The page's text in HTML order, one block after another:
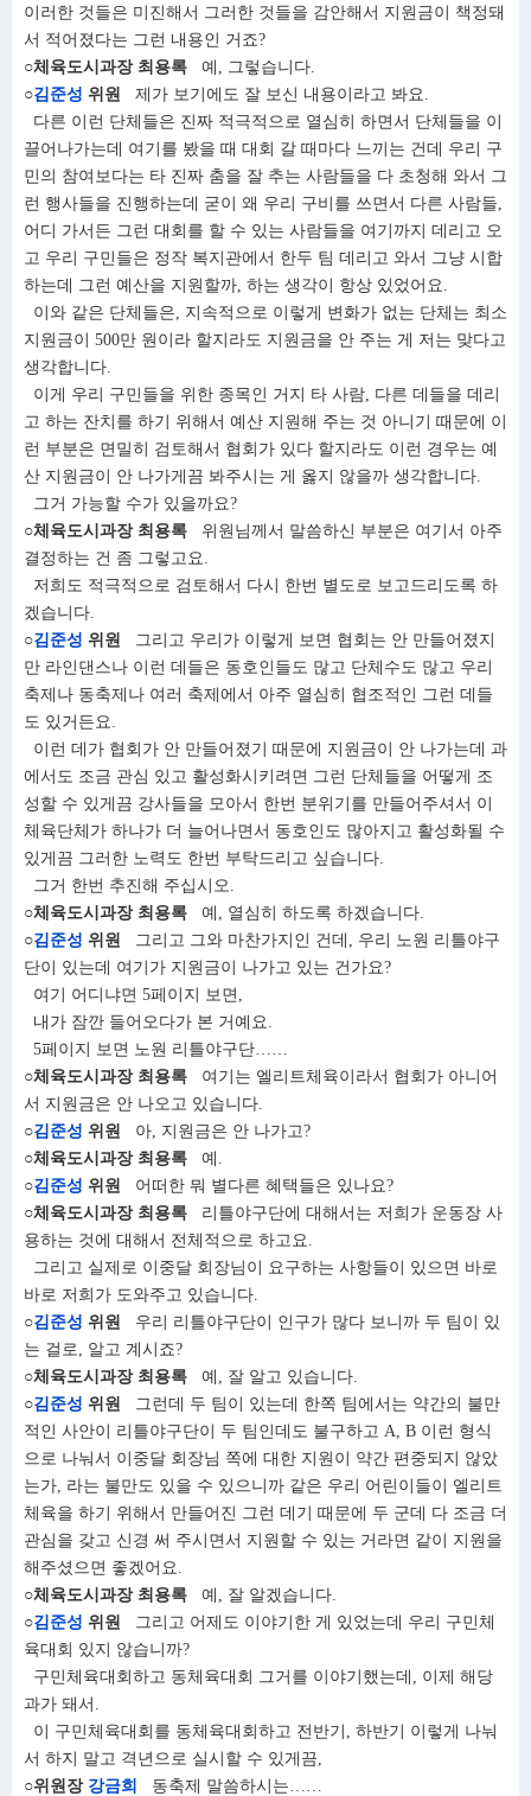
이러한 것들은 미진해서 그러한 것들을 감안해서 지원금이 책정돼
서 적어졌다는 그런 내용인 거죠?
○체육도시과장 최용록 예, 그렇습니다.
○김준성 위원
제가 보기에도 잘 보신 내용이라고 봐요.
다른 이런 단체들은 진짜 적극적으로 열심히 하면서 단체들을 이
끌어나가는데 여기를 봤을 때 대회 갈 때마다 느끼는 건데 우리 구
민의 참여보다는 타 진짜 춤을 잘 추는 사람들을 다 초청해 와서 그
런 행사들을 진행하는데 굳이 왜 우리 구비를 쓰면서 다른 사람들,
어디 가서든 그런 대회를 할 수 있는 사람들을 여기까지 데리고 오
고 우리 구민들은 정작 복지관에서 한두 팀 데리고 와서 그냥 시합
하는데 그런 예산을 지원할까, 하는 생각이 항상 있었어요.
이와 같은 단체들은, 지속적으로 이렇게 변화가 없는 단체는 최소
지원금이 500만 원이라 할지라도 지원금을 안 주는 게 저는 맞다고
생각합니다.
이게 우리 구민들을 위한 종목인 거지 타 사람, 다른 데들을 데리
고 하는 잔치를 하기 위해서 예산 지원해 주는 것 아니기 때문에 이
런 부분은 면밀히 검토해서 협회가 있다 할지라도 이런 경우는 예
산 지원금이 안 나가게끔 봐주시는 게 옳지 않을까 생각합니다.
그거 가능할 수가 있을까요?
○체육도시과장 최용록 위원님께서 말씀하신 부분은 여기서 아주
결정하는 건 좀 그렇고요.
저희도 적극적으로 검토해서 다시 한번 별도로 보고드리도록 하
겠습니다.
○김준성 위원
그리고 우리가 이렇게 보면 협회는 안 만들어졌지
만 라인댄스나 이런 데들은 동호인들도 많고 단체수도 많고 우리
축제나 동축제나 여러 축제에서 아주 열심히 협조적인 그런 데들
도 있거든요.
이런 데가 협회가 안 만들어졌기 때문에 지원금이 안 나가는데 과
에서도 조금 관심 있고 활성화시키려면 그런 단체들을 어떻게 조
성할 수 있게끔 강사들을 모아서 한번 분위기를 만들어주셔서 이
체육단체가 하나가 더 늘어나면서 동호인도 많아지고 활성화될 수
있게끔 그러한 노력도 한번 부탁드리고 싶습니다.
그거 한번 추진해 주십시오.
○체육도시과장 최용록 예, 열심히 하도록 하겠습니다.
○김준성 위원
그리고 그와 마찬가지인 건데, 우리 노원 리틀야구
단이 있는데 여기가 지원금이 나가고 있는 건가요?
여기 어디냐면 5페이지 보면,
내가 잠깐 들어오다가 본 거예요.
5페이지 보면 노원 리틀야구단……
○체육도시과장 최용록 여기는 엘리트체육이라서 협회가 아니어
서 지원금은 안 나오고 있습니다.
○김준성 위원
아, 지원금은 안 나가고?
○체육도시과장 최용록 예.
○김준성 위원
어떠한 뭐 별다른 혜택들은 있나요?
○체육도시과장 최용록 리틀야구단에 대해서는 저희가 운동장 사
용하는 것에 대해서 전체적으로 하고요.
그리고 실제로 이중달 회장님이 요구하는 사항들이 있으면 바로
바로 저희가 도와주고 있습니다.
○김준성 위원
우리 리틀야구단이 인구가 많다 보니까 두 팀이 있
는 걸로, 알고 계시죠?
○체육도시과장 최용록 예, 잘 알고 있습니다.
○김준성 위원
그런데 두 팀이 있는데 한쪽 팀에서는 약간의 불만
적인 사안이 리틀야구단이 두 팀인데도 불구하고 A, B 이런 형식
으로 나눠서 이중달 회장님 쪽에 대한 지원이 약간 편중되지 않았
는가, 라는 불만도 있을 수 있으니까 같은 우리 어린이들이 엘리트
체육을 하기 위해서 만들어진 그런 데기 때문에 두 군데 다 조금 더
관심을 갖고 신경 써 주시면서 지원할 수 있는 거라면 같이 지원을
해주셨으면 좋겠어요.
○체육도시과장 최용록 예, 잘 알겠습니다.
○김준성 위원
그리고 어제도 이야기한 게 있었는데 우리 구민체
육대회 있지 않습니까?
구민체육대회하고 동체육대회 그거를 이야기했는데, 이제 해당
과가 돼서.
이 구민체육대회를 동체육대회하고 전반기, 하반기 이렇게 나눠
서 하지 말고 격년으로 실시할 수 있게끔,
○위원장 강금희
동축제 말씀하시는……